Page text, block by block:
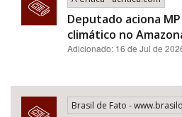
Deputado aciona
climático no
Adicionado: 16 de Jul de
Brasil de Fato -